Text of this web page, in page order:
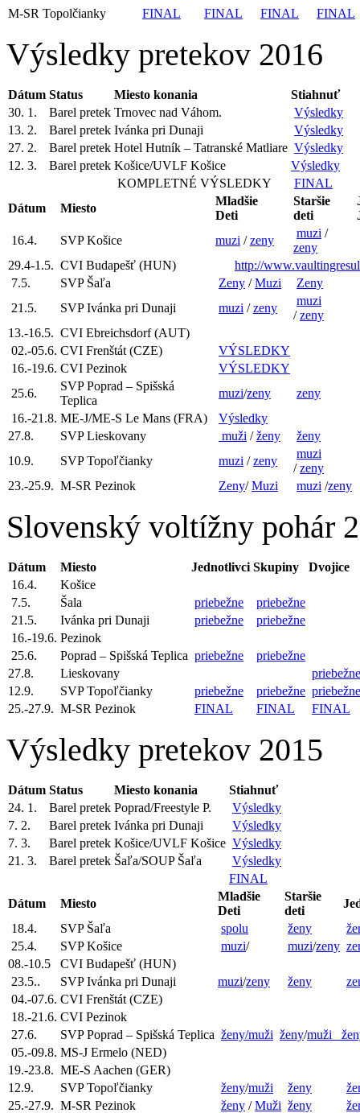
M-SR Topolčianky
FINAL FINAL FINAL FINAL
Výsledky pretekov 2016
Dátum Status Miesto konania
Stiahnuť
30. 1.
Barel pretek Trnovec nad Váhom.
Výsledky
13. 2.
Barel pretek Ivánka pri Dunaji
Výsledky
27. 2.
Barel pretek Hotel Hutník – Tatranské Matliare Výsledky
12. 3.
Barel pretek Košice/UVLF Košice
Výsledky
KOMPLETNÉ VÝSLEDKY
FINAL
Dátum
Miesto
Mladšie
Deti
Staršie
deti
16.4.
SVP Košice muzi /zeny
muzi /
zeny
29.4-1.5. CVI Budapešť (HUN)
http://
7.5.
SVP Šaľa Zeny /Muzi
Zeny
21.5.
SVP Ivánka pri Dunaji muzi /zeny
muzi
/zeny
13.-16.5. CVI Ebreichsdorf (AUT)
02.-05.6. CVI Frenštát (CZE)
VÝSLEDKY
16.-19.6. CVI Pezinok
VÝSLEDKY
25.6.
SVP Poprad – Spišská
Teplica
muzi/zeny
zeny
16.-21.8. ME-J/ME-S Le Mans (FRA)
Výsledky
27.8.
SVP Lieskovany muži /ženy ženy
10.9.
SVP Topoľčianky muzi /zeny
muzi
/zeny
23.-25.9. M-SR Pezinok Zeny/Muzi muzi /zeny
Slovenský voltížny pohár
Dátum Miesto Jednotlivci Skupiny
Dvojice
16.4.
Košice
7.5.
Šala priebežne
priebežne
21.5.
Ivánka pri Dunaji priebežne
priebežne
16.-19.6. Pezinok
25.6.
Poprad – Spišská Teplica priebežne
priebežne
27.8.
Lieskovany
priebežne
12.9.
SVP Topoľčianky priebežne priebežne priebežne
25.-27.9. M-SR Pezinok FINAL FINAL FINAL
Výsledky pretekov 2015
Dátum Status Miesto konania
Stiahnuť
24. 1.
Barel pretek Poprad/Freestyle P.
Výsledky
7. 2.
Barel pretek Ivánka pri Dunaji
Výsledky
7. 3.
Barel pretek Košice/UVLF Košice Výsledky
21. 3.
Barel pretek Šaľa/SOUP Šaľa
Výsledky
FINAL
Dátum
Miesto
Mladšie
Deti
Staršie
deti
18.4.
SVP Šaľa spolu ženy
25.4.
SVP Košice muzi/ muzi/zeny
08.-10.5
CVI Budapešť (HUN)
23.5..
SVP Ivánka pri Dunaji muzi/zeny ženy
04.-07.6. CVI Frenštát (CZE)
18.-21.6. CVI Pezinok
27.6.
SVP Poprad – Spišská Teplica ženy/muži ženy/muži
05.-09.8. MS-J Ermelo (NED)
19.-23.8. ME-S Aachen (GER)
12.9.
SVP Topoľčianky ženy/muži ženy
25.-27.9. M-SR Pezinok ženy /Muži ženy